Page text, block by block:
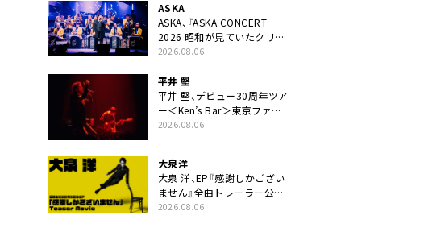
ASKA
ASKA、『ASKA CONCERT
2026 昭和が見ていたクリス
マス!? 』発売＆上映決定
2026.08.06
平井 堅
平井 堅、デビュー30周年ツア
ー＜Ken’s Bar＞東京ファイ
ナル公演の映像商品化決定。
2026.08.06
大泉洋
大泉 洋、EP『感謝しかござい
ません』全曲トレーラー公
開。幾田りら書き下ろし曲や
2026.08.06